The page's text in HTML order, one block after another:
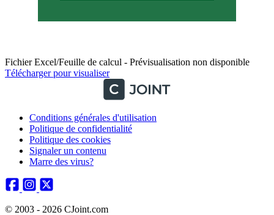
Fichier Excel/Feuille de calcul - Prévisualisation non disponible
Télécharger pour visualiser
Conditions générales d'utilisation
Politique de confidentialité
Politique des cookies
Signaler un contenu
Marre des virus?
© 2003 - 2026 CJoint.com